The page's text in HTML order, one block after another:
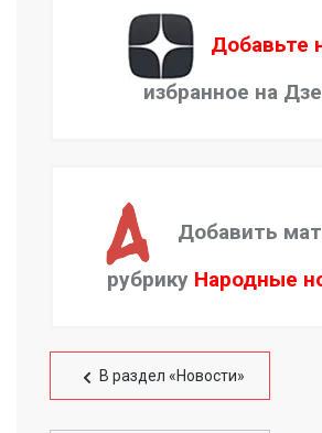
Добавьте
избранное на
Добавить
рубрику Народные
В раздел «Новости»